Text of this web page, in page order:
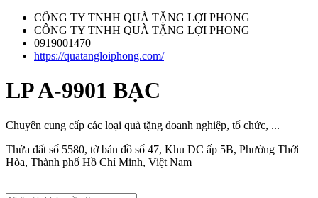
CÔNG TY TNHH QUÀ TẶNG LỢI PHONG
CÔNG TY TNHH QUÀ TẶNG LỢI PHONG
0919001470
https://quatangloiphong.com/
LP A-9901 BẠC
Chuyên cung cấp các loại quà tặng doanh nghiệp, tổ chức, ...
Thửa đất số 5580, tờ bản đồ số 47, Khu DC ấp 5B, Phường Thới
Hòa, Thành phố Hồ Chí Minh, Việt Nam